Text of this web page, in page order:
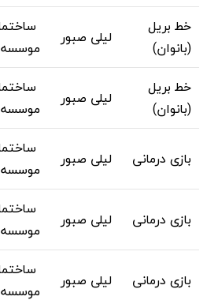
خط بریل
(بانوان)
لیلی صبور
موسسه
خط بریل
(بانوان)
لیلی صبور
موسسه
بازی درمانی لیلی صبور
موسسه
بازی درمانی لیلی صبور
موسسه
بازی درمانی لیلی صبور
موسسه